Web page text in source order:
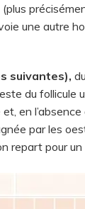
une autre
suivantes),
du follicule
en
par les
repart pour un